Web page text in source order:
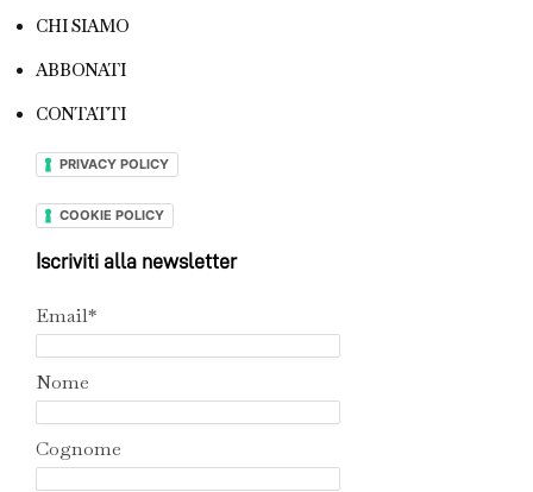
CHI SIAMO
ABBONATI
CONTATTI
PRIVACY POLICY
COOKIE POLICY
Iscriviti alla newsletter
Email*
Nome
Cognome